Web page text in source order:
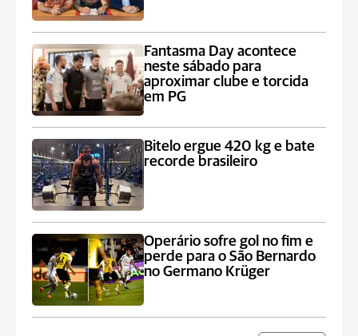
Fantasma Day acontece
neste sábado para
aproximar clube e torcida
em PG
Bitelo ergue 420 kg e bate
recorde brasileiro
Operário sofre gol no fim e
perde para o São Bernardo
no Germano Krüger